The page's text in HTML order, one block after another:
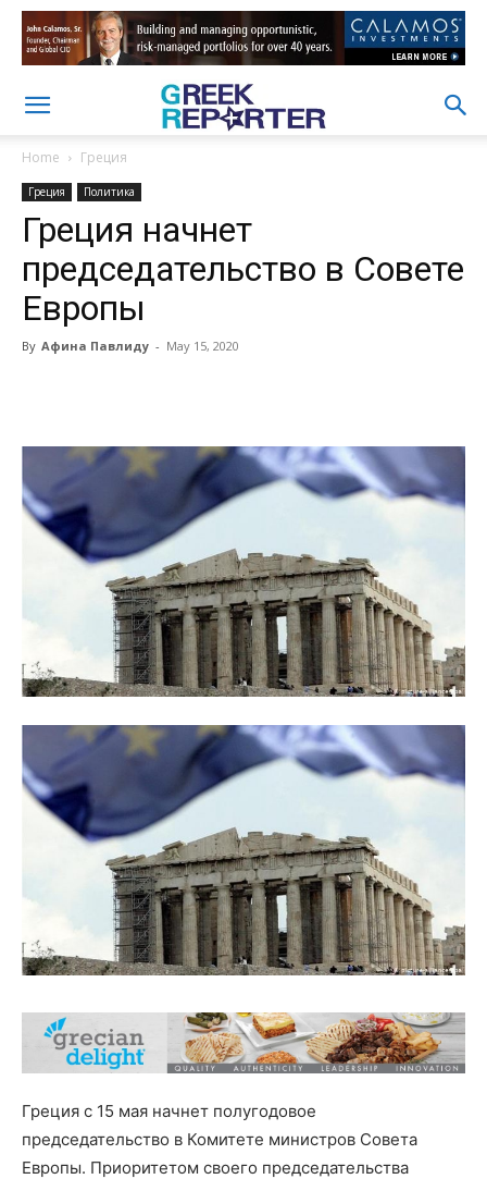
Home Греция
Греция Политика
Греция начнет
председательство в Совете
Европы
By Афина Павлиду - May 15, 2020
Греция с 15 мая начнет полугодовое
председательство в Комитете министров Совета
Европы. Приоритетом своего председательства